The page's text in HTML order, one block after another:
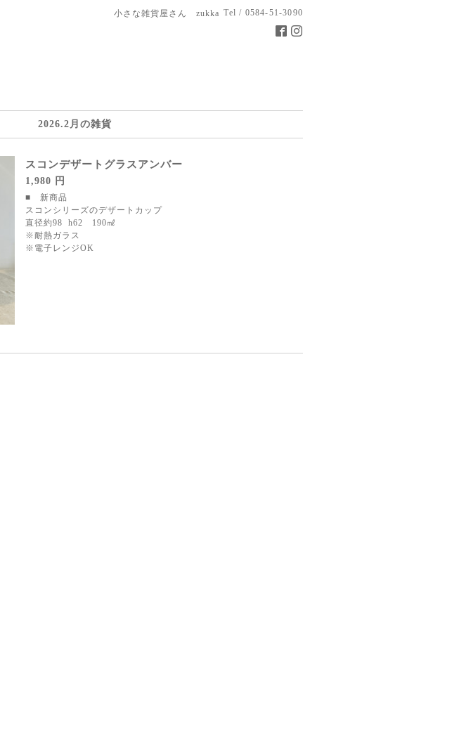
小さな雑貨屋さん zukka Tel / 0584-51-3090
2026.2月の雑貨
スコンデザートグラスアンバー
1,980 円
■ 新商品
スコンシリーズのデザートカップ
直径約98 h62 190㎖
※耐熱ガラス
※電子レンジOK